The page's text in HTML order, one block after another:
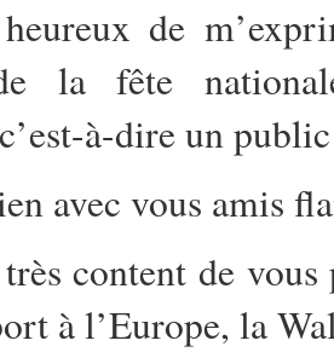
de
la fête
à-dire un
avec vous amis
très content de
à l’Europe, la